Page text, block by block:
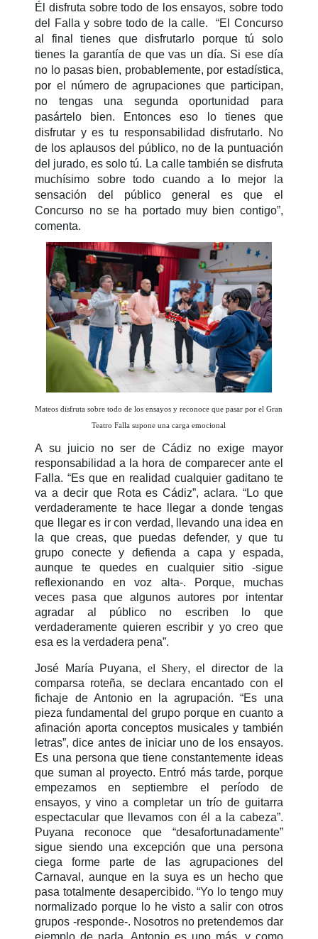
Él disfruta sobre todo de los ensayos, sobre todo
del Falla y sobre todo de la calle. “El Concurso
al finaltienes que disfrutarlo porque tú solo
tienes la garantía de que vas un día. Si ese día
no lo pasas bien, probablemente, por estadística,
por el número de agrupaciones que participan,
no tengas una segunda oportunidad para
pasártelo bien. Entonces eso lo tienes que
disfrutar y es tu responsabilidad disfrutarlo. No
de los aplausos del público, no de la puntuación
del jurado, es solo tú. La calle también se disfruta
muchísimo sobre todo cuando a lo mejor la
sensación del público general es que el
Concurso no se ha portado muy bien contigo”,
comenta.
Mateos disfruta sobre todo de los ensayos y reconoce que pasar por el Gran
Teatro Falla supone una carga emocional
A su juicio no ser de Cádiz no exige mayor
responsabilidad a la hora de comparecer ante el
Falla. “Es que en realidad cualquier gaditano te
va a decir que Rota es Cádiz”, aclara. “Lo que
verdaderamente te hace llegar a donde tengas
que llegar es ir con verdad, llevando una idea en
la que creas, que puedas defender, y que tu
grupo conecte y defienda a capa y espada,
aunque te quedes en cualquier sitio -sigue
reflexionando en voz alta-. Porque, muchas
veces pasa que algunos autores por intentar
agradar al público no escriben lo que
verdaderamente quieren escribir y yo creo que
esa es la verdadera pena”.
José María Puyana, el Shery, el director de la
comparsa roteña, se declara encantado con el
fichaje de Antonio en la agrupación. “Es una
pieza fundamental del grupo porque en cuanto a
afinación aporta conceptos musicales y también
letras”, dice antes de iniciar uno de los ensayos.
Es una persona que tiene constantemente ideas
que suman al proyecto. Entró más tarde, porque
empezamos en septiembre el período de
ensayos, y vino a completar un trío de guitarra
espectacular que llevamos con él a la cabeza”.
Puyana reconoce que “desafortunadamente”
sigue siendo una excepción que una persona
ciega forme parte de las agrupaciones del
Carnaval, aunque en la suya es un hecho que
pasa totalmente desapercibido. “Yo lo tengo muy
normalizado porque lo he visto a salir con otros
grupos -responde-. Nosotros no pretendemos dar
ejemplo de nada. Antonio es uno más, y como